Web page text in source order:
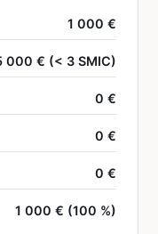
1 000 €
000 € (< 3 SMIC)
0 €
0 €
0 €
1 000 € (100 %)